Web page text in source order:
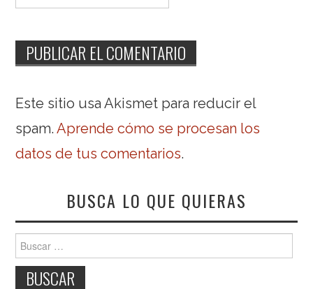
Este sitio usa Akismet para reducir el
spam.Aprende cómo se procesan los
datos de tus comentarios.
BUSCA LO QUE QUIERAS
Buscar: